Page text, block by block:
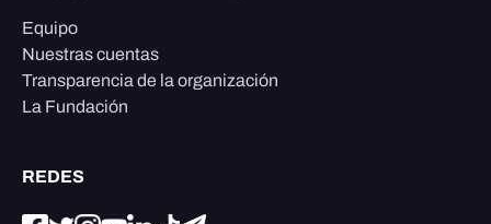
Equipo
Nuestras cuentas
Transparencia de la organización
La Fundación
REDES